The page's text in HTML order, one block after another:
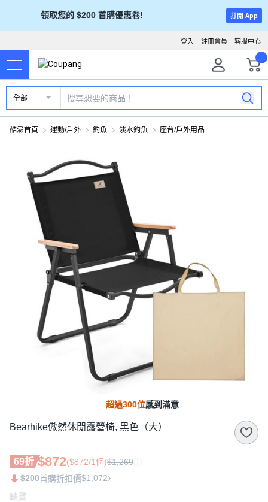
領取您的 $200 首購優惠卷! 打開 App
客服中心
註冊會員
登入
全部
酷澎首頁 運動/戶外 釣魚 淡水釣魚 座台/戶外用品
超過300位感到滿意
Bearhike傲然休閒露營椅, 黑色（大）
69折 $872($872/1個)$1,269
$200首購折扣價$1,072
缺貨